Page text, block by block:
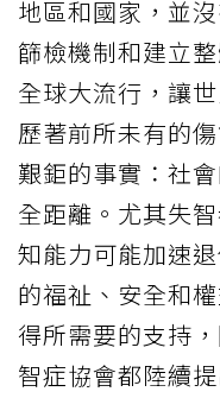
地區和國家，並
篩檢機制和建立
全球大流行，讓
歷著前所未有的
艱鉅的事實：社
全距離。尤其失
知能力可能加速
的福祉、安全和
得所需要的支持
智症協會都陸續